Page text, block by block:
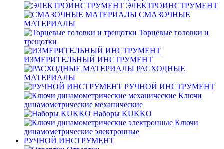
ЭЛЕКТРОИНСТРУМЕНТ
СМАЗОЧНЫЕ
МАТЕРИАЛЫ
Торцевые головки и
трещотки
ИЗМЕРИТЕЛЬНЫЙ ИНСТРУМЕНТ
РАСХОДНЫЕ
МАТЕРИАЛЫ
РУЧНОЙ ИНСТРУМЕНТ
Ключи
динамометрические механические
Наборы KUKKO
Ключи
динамометрические электронные
РУЧНОЙ ИНСТРУМЕНТ